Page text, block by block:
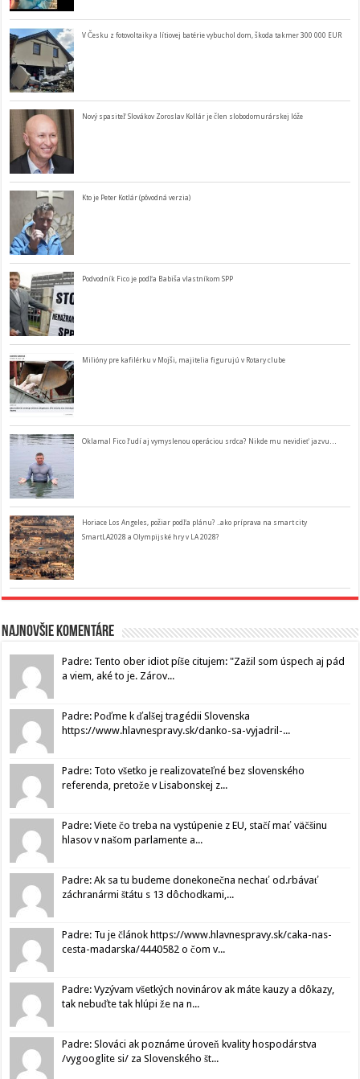
V Česku z fotovoltaiky a lítiovej batérie vybuchol dom, škoda takmer 300 000 EUR
Nový spasiteľ Slovákov Zoroslav Kollár je člen slobodomurárskej lóže
Kto je Peter Kotlár (pôvodná verzia)
Podvodník Fico je podľa Babiša vlastníkom SPP
Milióny pre kafilérku v Mojši, majitelia figurujú v Rotary clube
Oklamal Fico ľudí aj vymyslenou operáciou srdca? Nikde mu nevidieť jazvu…
Horiace Los Angeles, požiar podľa plánu? ..ako príprava na smart city
SmartLA2028 a Olympijské hry v LA 2028?
Najnovšie komentáre
Padre: Tento ober idiot píše citujem: "Zažil som úspech aj pád
a viem, aké to je. Zárov...
Padre: Poďme k ďalšej tragédii Slovenska
https://www.hlavnespravy.sk/danko-sa-vyjadril-...
Padre: Toto všetko je realizovateľné bez slovenského
referenda, pretože v Lisabonskej z...
Padre: Viete čo treba na vystúpenie z EU, stačí mať väčšinu
hlasov v našom parlamente a...
Padre: Ak sa tu budeme donekonečna nechať od.rbávať
záchranármi štátu s 13 dôchodkami,...
Padre: Tu je článok https://www.hlavnespravy.sk/caka-nas-
cesta-madarska/4440582 o čom v...
Padre: Vyzývam všetkých novinárov ak máte kauzy a dôkazy,
tak nebuďte tak hlúpi že na n...
Padre: Slováci ak poznáme úroveň kvality hospodárstva
/vygooglite si/ za Slovenského št...